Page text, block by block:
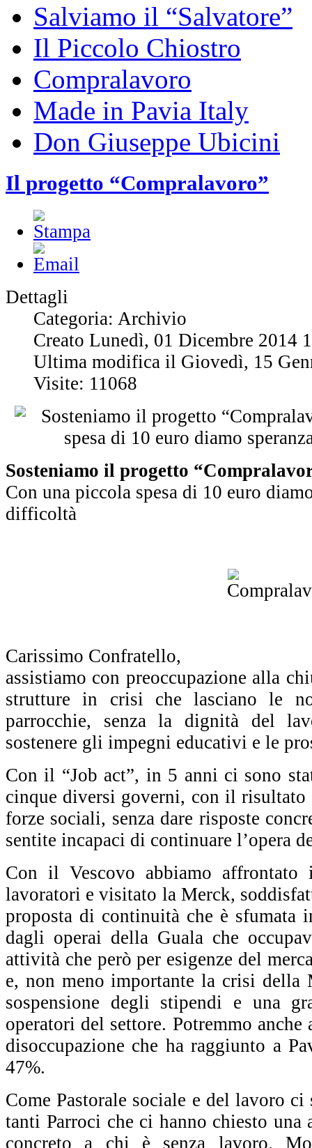
Salviamo il “Salvatore”
Il Piccolo Chiostro
Compralavoro
Made in Pavia Italy
Don Giuseppe Ubicini
Il progetto “Compralavoro”
Dettagli
Categoria: Archivio
Creato Lunedì, 01 Dicembre 2014
Ultima modifica il Giovedì, 15
Visite: 11068
Sosteniamo il progetto
Con una piccola spesa di 10 euro
difficoltà
Carissimo Confratello,
assistiamo con preoccupazione alla
strutture in crisi che lasciano le
parrocchie, senza la dignità del
sostenere gli impegni educativi e le
Con il “Job act”, in 5 anni ci sono
cinque diversi governi, con il risultato
forze sociali, senza dare risposte
sentite incapaci di continuare l’opera
Con il Vescovo abbiamo
lavoratori e visitato la Merck,
proposta di continuità che è sfumata
dagli operai della Guala che
attività che però per esigenze del
e, non meno importante la crisi della
sospensione degli stipendi e una
operatori del settore. Potremmo
disoccupazione che ha raggiunto a
47%.
Come Pastorale sociale e del lavoro
tanti Parroci che ci hanno chiesto
concreto a chi è senza lavoro.